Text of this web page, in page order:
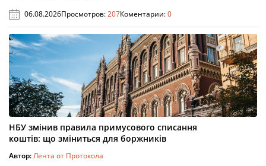
06.08.2026Просмотров:207Коментарии:0
НБУ змінив правила примусового списання
коштів: що зміниться для боржників
Автор:Лента от Протокола